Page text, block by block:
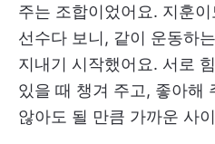
주는 조합이었어요. 지훈
선수다 보니, 같이 운동하
지내기 시작했어요. 서로
있을 때 챙겨 주고, 좋아해
않아도 될 만큼 가까운 사